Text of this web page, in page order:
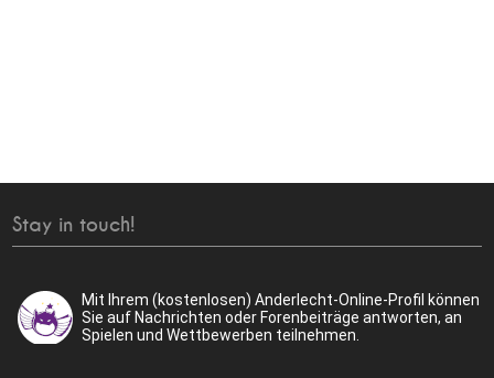
Stay in touch!
Mit Ihrem (kostenlosen) Anderlecht-Online-Profil können
Sie auf Nachrichten oder Forenbeiträge antworten, an
Spielen und Wettbewerben teilnehmen.